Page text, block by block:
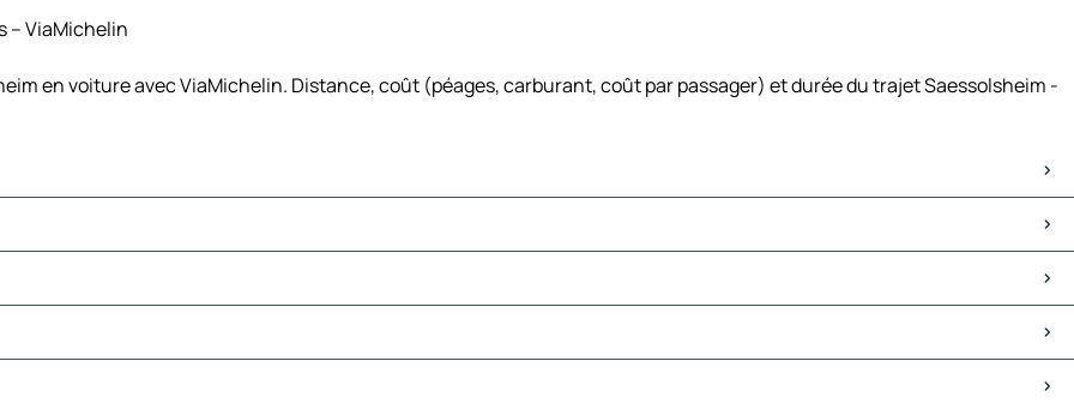
– ViaMichelin
en voiture avec ViaMichelin. Distance, coût (péages, carburant, coût par passager) et durée du trajet Saessolsheim -